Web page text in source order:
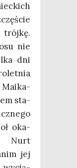
trój­kę.
nie
dni
Maika­
sta­
oka­
Nurt
jej